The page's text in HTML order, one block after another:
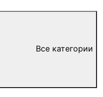
Все категории